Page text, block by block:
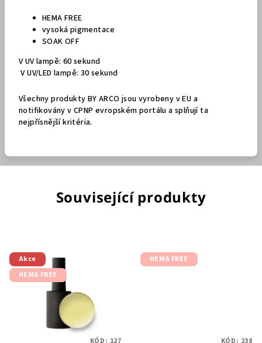
HEMA FREE
vysoká pigmentace
SOAK OFF
V UV lampě: 60 sekund
V UV/LED lampě: 30 sekund
Všechny produkty BY ARCO jsou vyrobeny v EU a
notifikovány v CPNP evropském portálu a splňují ta
nejpřísnější kritéria.
Související produkty
Akce
HEMA FREE
HEMA FREE